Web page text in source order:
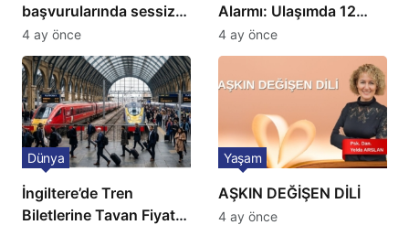
başvurularında sessiz
kriz: Büyükelçilikten
açıklama!
4 ay önce
Alarmı: Ulaşımda 12
Günlük Kaos Kapıda
4 ay önce
İngiltere’de Tren
Biletlerine Tavan Fiyat:
Dünya
AŞKIN DEĞİŞEN DİLİ
Yaşam
4 ay önce